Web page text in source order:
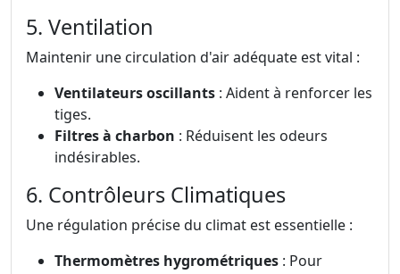
5. Ventilation
Maintenir une circulation d'air adéquate est vital :
Ventilateurs oscillants : Aident à renforcer les
tiges.
Filtres à charbon : Réduisent les odeurs
indésirables.
6. Contrôleurs Climatiques
Une régulation précise du climat est essentielle :
Thermomètres hygrométriques : Pour